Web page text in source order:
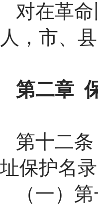
对在革
人，市、
第二章
第十二
址保护名
（一）